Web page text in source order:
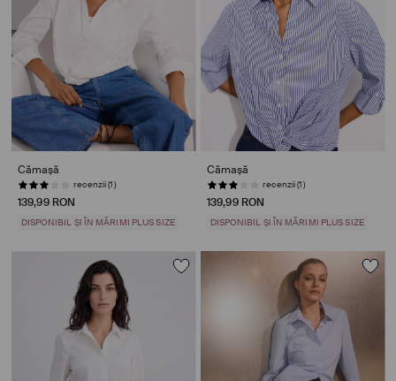
Cămașă
recenzii (1)
139,99 RON
DISPONIBIL ȘI ÎN MĂRIMI PLUS SIZE
Cămașă
recenzii (1)
139,99 RON
DISPONIBIL ȘI ÎN MĂRIMI PLUS SIZE